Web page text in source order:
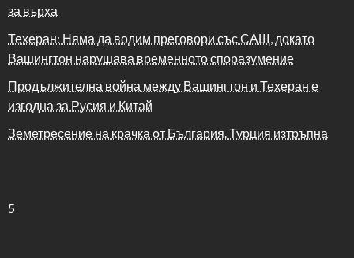
за върха
Техеран: Няма да водим преговори със САЩ, докато
Вашингтон нарушава временното споразумение
Продължителна война между Вашингтон и Техеран е
изгодна за Русия и Китай
Земетресение на крачка от България. Турция изтръпна
5